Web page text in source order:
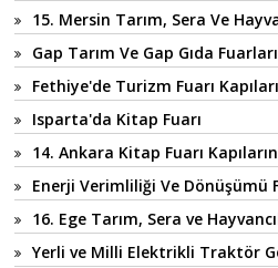
15. Mersin Tarım, Sera Ve
Gap Tarım Ve Gap Gıda Fuarları
Fethiye'de Turizm Fuarı
Isparta'da Kitap Fuarı
14. Ankara Kitap Fuarı
Enerji Verimliliği Ve Dönüşümü
16. Ege Tarım, Sera ve
Yerli ve Milli Elektrikli Traktör